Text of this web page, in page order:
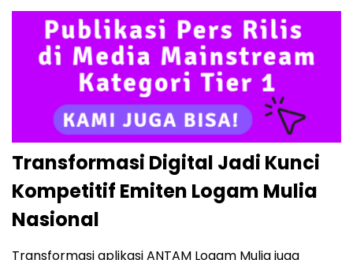
Transformasi Digital Jadi Kunci
Kompetitif Emiten Logam Mulia
Nasional
Transformasi aplikasi ANTAM Logam Mulia juga